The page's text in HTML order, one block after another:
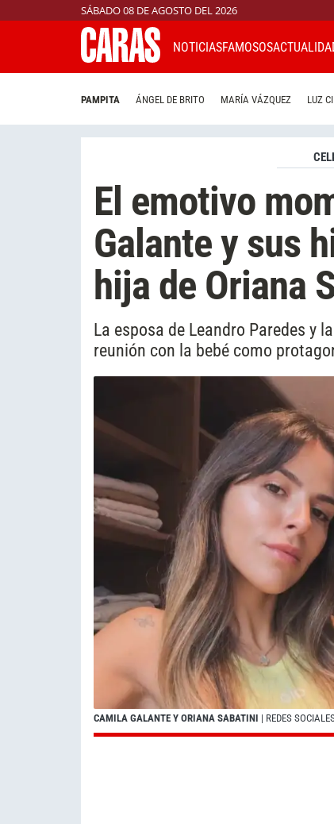
SÁBADO 08 DE AGOSTO DEL 2026
NOTICIASFAMOSOS
PAMPITA ÁNGEL DE BRITO MARÍA VÁZQUEZ LUZ
El emotivo
Galante y sus
hija de Oriana
La esposa de Leandro Paredes y
reunión con la bebé como
CAMILA GALANTE Y ORIANA SABATINI | REDES